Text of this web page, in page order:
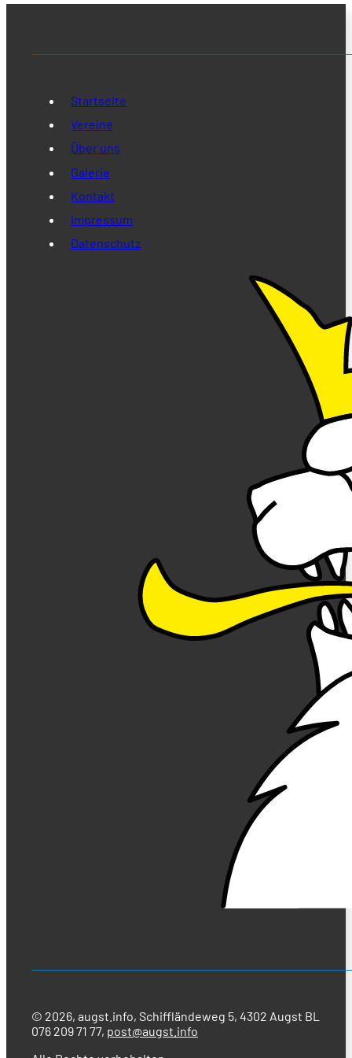
Startseite
Vereine
Über uns
Galerie
Kontakt
Impressum
Datenschutz
© 2026, augst.info, Schiffländeweg 5, 4302 Augst BL
076 209 71 77, post@augst.info